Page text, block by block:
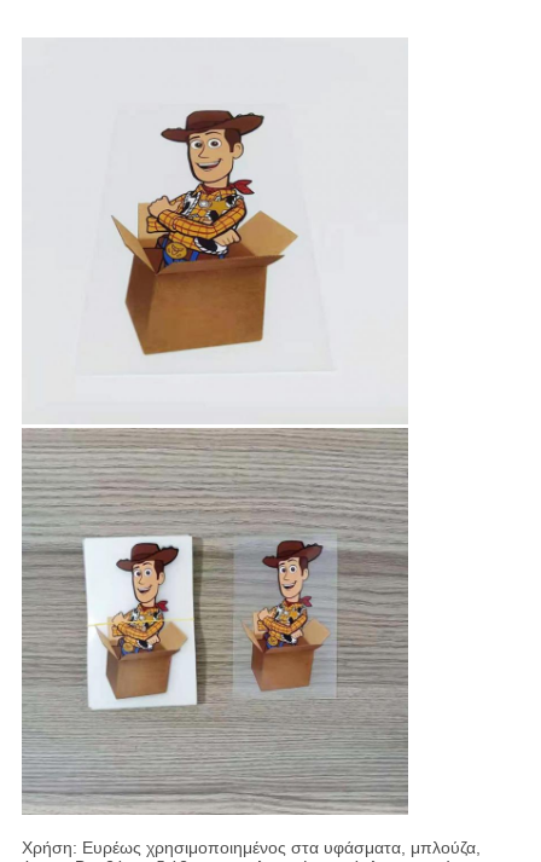
Χρήση: Ευρέως χρησιμοποιημένος στα υφάσματα, μπλούζα,